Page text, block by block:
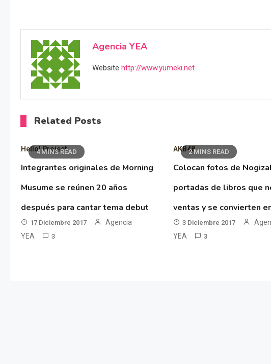
Agencia YEA
Website http://www.yumeki.net
Related Posts
4 MINS READ
Hello! Project
Integrantes originales de Morning
Musume se reúnen 20 años
después para cantar tema debut
17 Diciembre 2017
Agencia
YEA
3
2 MINS READ
AKB48
Colocan fotos de
portadas de libros que
ventas y se convierten
3 Diciembre 2017
YEA
3